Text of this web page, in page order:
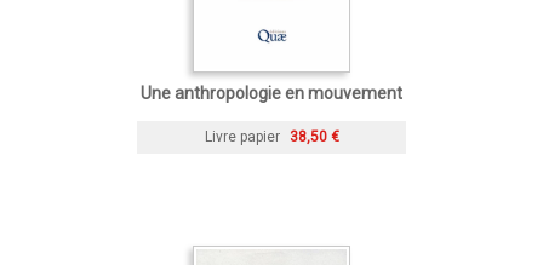
Une anthropologie en mouvement
Livre papier 38,50 €